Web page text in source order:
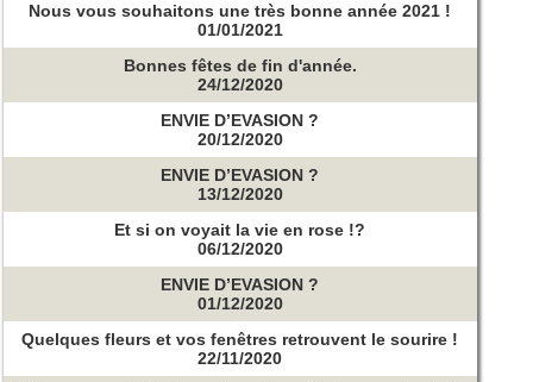
Nous vous souhaitons une très bonne année 2021 !
01/01/2021
Bonnes fêtes de fin d'année.
24/12/2020
ENVIE D’EVASION ?
20/12/2020
ENVIE D’EVASION ?
13/12/2020
Et si on voyait la vie en rose !?
06/12/2020
ENVIE D’EVASION ?
01/12/2020
Quelques fleurs et vos fenêtres retrouvent le sourire !
22/11/2020